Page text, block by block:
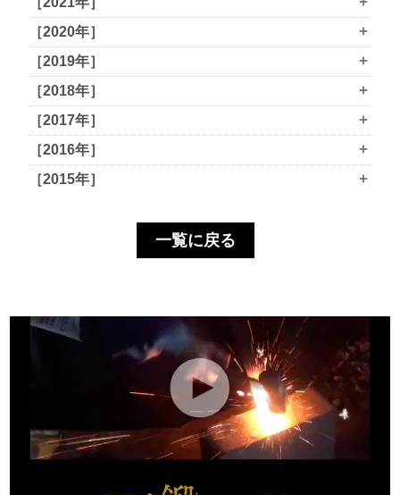
［2020年］ +
［2019年］ +
［2018年］ +
［2017年］ +
［2016年］ +
［2015年］ +
一覧に戻る